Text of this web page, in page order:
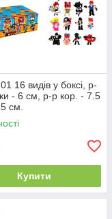
16 видів у боксі, р-
- 6 см, р-р кор. - 7.5
см.
Купити